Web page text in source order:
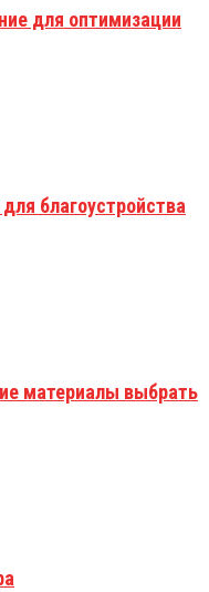
для оптимизации
благоустройства
материалы выбрать